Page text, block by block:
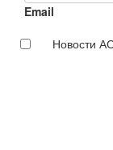
Email
Новости